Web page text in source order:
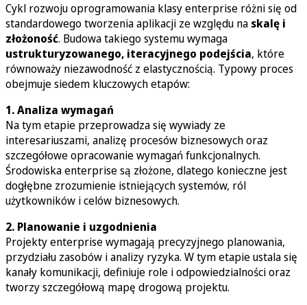
Cykl rozwoju oprogramowania klasy enterprise różni się od
standardowego tworzenia aplikacji ze względu na skalę i
złożoność. Budowa takiego systemu wymaga
ustrukturyzowanego, iteracyjnego podejścia, które
równoważy niezawodność z elastycznością. Typowy proces
obejmuje siedem kluczowych etapów:
1. Analiza wymagań
Na tym etapie przeprowadza się wywiady ze
interesariuszami, analizę procesów biznesowych oraz
szczegółowe opracowanie wymagań funkcjonalnych.
Środowiska enterprise są złożone, dlatego konieczne jest
dogłębne zrozumienie istniejących systemów, ról
użytkowników i celów biznesowych.
2. Planowanie i uzgodnienia
Projekty enterprise wymagają precyzyjnego planowania,
przydziału zasobów i analizy ryzyka. W tym etapie ustala się
kanały komunikacji, definiuje role i odpowiedzialności oraz
tworzy szczegółową mapę drogową projektu.